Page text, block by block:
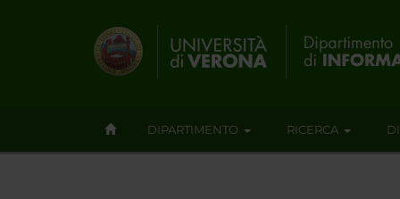
DIPARTIMENTO RICERCA